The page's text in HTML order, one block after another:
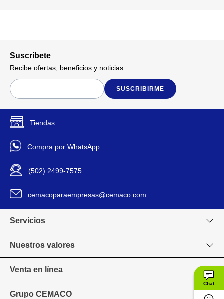
Suscríbete
Recibe ofertas, beneficios y noticias
SUSCRIBIRME
Tiendas
Compra por WhatsApp
(502) 2499-7575
cemacoparaempresas@cemaco.com
Servicios
Nuestros valores
Venta en línea
Grupo CEMACO
Chat